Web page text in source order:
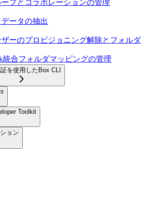
ープとコラボレーションの管理
データの抽出
ーのプロビジョニング解除とフォル
統合フォルダマッピングの管理
を使用したBox CLI
Toolkit
ョン